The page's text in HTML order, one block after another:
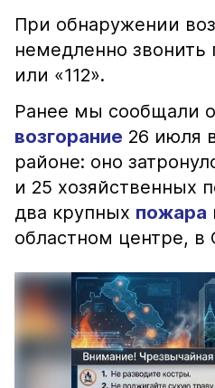
При обнаружении
немедленно звонить
или «112».
Ранее мы сообщали
возгорание 26 июля
районе: оно
и 25 хозяйственных
два крупных пожара
областном центре, в